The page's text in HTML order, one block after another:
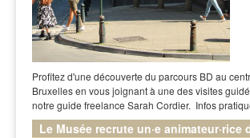
Profitez d'une découverte du parcours BD au
Bruxelles en vous joignant à une des visites
notre guide freelance Sarah Cordier. Infos
Le Musée recrute un·e animateur·rice